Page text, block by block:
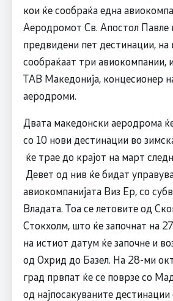
кои ќе сообраќа една
Аеродромот Св. Апостол Павле
предвидени пет дестинации, на
сообраќаат три
ТАВ Македонија, концесионер
аеродроми.
Двата македонски аеродрома
со 10 нови дестинации во
ќе трае до крајот на март
Девет од нив ќе бидат
авиокомпанијата Виз Ер, со
Владата. Тоа се летовите од
Стокхолм, што ќе започнат на
на истиот датум ќе започне и
од Охрид до Базел. На 28-ми
град првпат ќе се поврзе со
од најпосакуваните